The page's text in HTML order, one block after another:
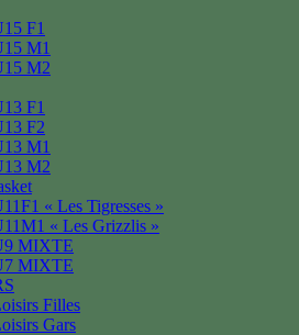
F1
M1
M2
F1
F2
M1
M2
« Les Tigresses »
« Les Grizzlis »
MIXTE
MIXTE
Filles
Gars